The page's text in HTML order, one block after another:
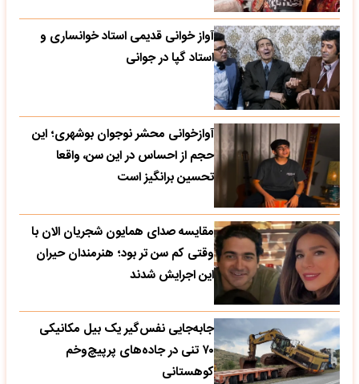
آواز خوانی قدیمی استاد خوانساری و
استاد گپا در جوانی
آوازخوانی محشر نوجوان بوشهری؛ این
حجم از احساس در این سن، واقعا
تحسین‌ برانگیز است
مقایسه صدای همایون شجریان الان با
وقتی کم سن تر بود؛ هنرمندان حیران
این اجرایش شدند
جابه‌جایی نفس‌گیر یک بیل مکانیکی
۷۰ تنی در جاده‌های پرپیچ‌وخم
کوهستانی